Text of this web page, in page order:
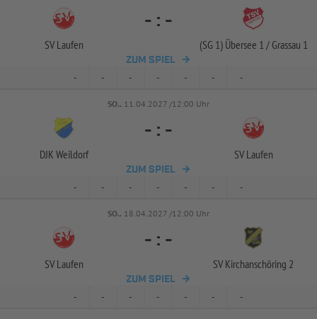
SV Laufen
- : -
(SG 1) Übersee 1 /Grassau 1
ZUM SPIEL
- - - - - - -
SO.. 11.04.2027 /12:00 Uhr
DJK Weildorf
- : -
SV Laufen
ZUM SPIEL
- - - - - - -
SO.. 18.04.2027 /12:00 Uhr
SV Laufen
- : -
SV Kirchanschöring 2
ZUM SPIEL
- - - - - - -